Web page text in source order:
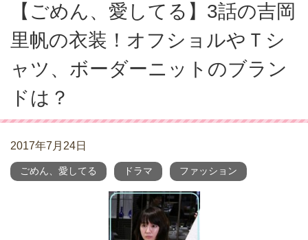
【ごめん、愛してる】3話の吉岡
里帆の衣装！オフショルやＴシ
ャツ、ボーダーニットのブラン
ドは？
2017年7月24日
ごめん、愛してる ドラマ ファッション